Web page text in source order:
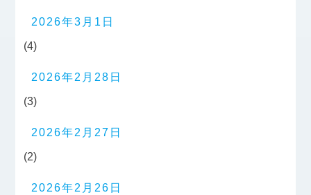
2026年3月1日
(4)
2026年2月28日
(3)
2026年2月27日
(2)
2026年2月26日